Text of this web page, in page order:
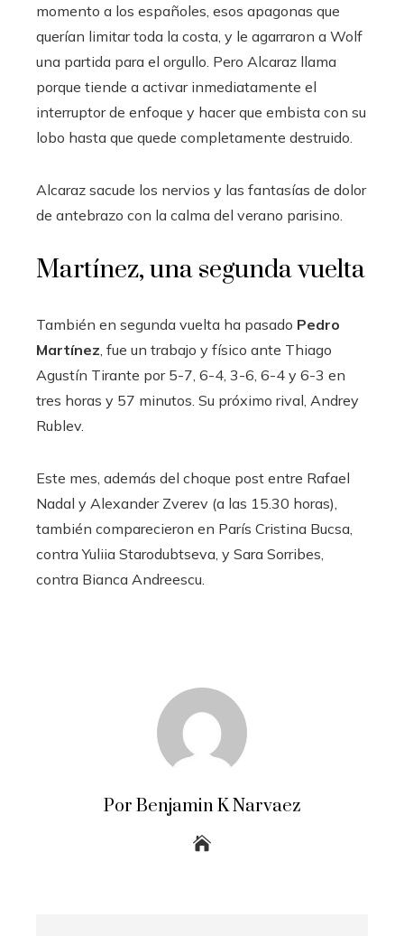
momento a los españoles, esos apagonas que
querían limitar toda la costa, y le agarraron a Wolf
una partida para el orgullo. Pero Alcaraz llama
porque tiende a activar inmediatamente el
interruptor de enfoque y hacer que embista con su
lobo hasta que quede completamente destruido.
Alcaraz sacude los nervios y las fantasías de dolor
de antebrazo con la calma del verano parisino.
Martínez, una segunda vuelta
También en segunda vuelta ha pasado Pedro
Martínez , fue un trabajo y físico ante Thiago
Agustín Tirante por 5-7, 6-4, 3-6, 6-4 y 6-3 en
tres horas y 57 minutos. Su próximo rival, Andrey
Rublev.
Este mes, además del choque post entre Rafael
Nadal y Alexander Zverev (a las 15.30 horas),
también comparecieron en París Cristina Bucsa,
contra Yuliia Starodubtseva, y Sara Sorribes,
contra Bianca Andreescu.
Por Benjamin K Narvaez